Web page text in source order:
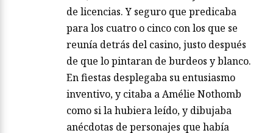
de licencias. Y seguro que predicaba
para los cuatro o cinco con los que se
reunía detrás del casino, justo después
de que lo pintaran de burdeos y blanco.
En fiestas desplegaba su entusiasmo
inventivo, y citaba a Amélie Nothomb
como si la hubiera leído, y dibujaba
anécdotas de personajes que había